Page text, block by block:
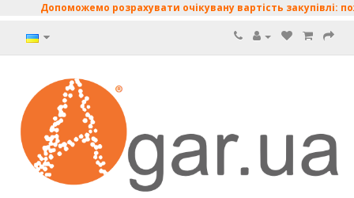
Допоможемо розрахувати очікувану вартість закупівлі: